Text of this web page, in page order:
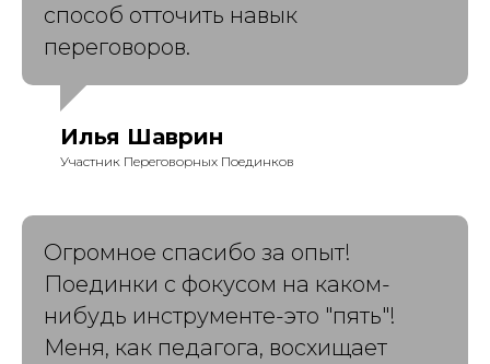
способ отточить навык
переговоров.
Илья Шаврин
Участник Переговорных Поединков
Огромное спасибо за опыт!
Поединки с фокусом на каком-
нибудь инструменте-это "пять"!
Меня, как педагога, восхищает